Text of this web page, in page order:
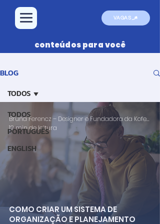
VAGAS
conteúdos para você
BLOG
TODOS
PORTUGUÊS
ENGLISH
TODOS
COMO CRIAR UM SISTEMA DE
ORGANIZAÇÃO E PLANEJAMENTO
Bruna Ferencz – Designer e Fundadora da Kofe Design
12 min de leitura